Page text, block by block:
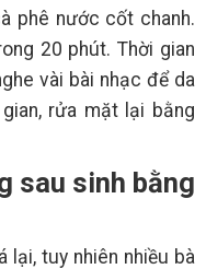
phê nước cốt chanh.
20 phút. Thời gian
vài bài nhạc để da
rửa mặt lại bằng
sau sinh bằng
lại, tuy nhiên nhiều bà